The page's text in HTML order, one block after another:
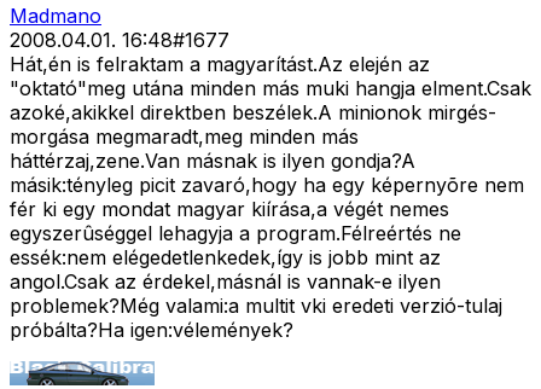
Madmano
2008.04.01. 16:48#1677
Hát,én is felraktam a magyarítást.Az elején az
"oktató"meg utána minden más muki hangja elment.Csak
azoké,akikkel direktben beszélek.A minionok mirgés-
morgása megmaradt,meg minden más
háttérzaj,zene.Van másnak is ilyen gondja?A
másik:tényleg picit zavaró,hogy ha egy képernyõre nem
fér ki egy mondat magyar kiírása,a végét nemes
egyszerûséggel lehagyja a program.Félreértés ne
essék:nem elégedetlenkedek,így is jobb mint az
angol.Csak az érdekel,másnál is vannak-e ilyen
problemek?Még valami:a multit vki eredeti verzió-tulaj
próbálta?Ha igen:vélemények?